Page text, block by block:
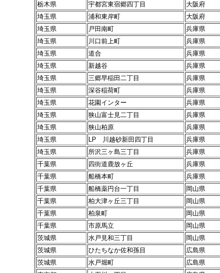
栃木県
宇都宮東宿郷四丁目
大阪府
埼玉県
浦和東岸町
大阪府
埼玉県
戸田南町
兵庫県
埼玉県
川口前上町
兵庫県
埼玉県
道合
兵庫県
埼玉県
新越谷
兵庫県
埼玉県
三郷早稲田二丁目
兵庫県
埼玉県
深谷稲荷町
兵庫県
埼玉県
花園インター
兵庫県
埼玉県
狭山富士見二丁目
兵庫県
埼玉県
狭山柏原
兵庫県
埼玉県
LP 川越砂新田四丁目
兵庫県
埼玉県
所沢三ヶ島三丁目
兵庫県
千葉県
四街道鹿放ヶ丘
兵庫県
千葉県
船橋本町
兵庫県
千葉県
船橋薬円台一丁目
岡山県
千葉県
柏大津ヶ丘三丁目
岡山県
千葉県
柏泉町
岡山県
千葉県
市原馬立
岡山県
茨城県
水戸見和三丁目
岡山県
茨城県
ひたちなか佐和孫目
広島県
茨城県
水戸堀町
広島県